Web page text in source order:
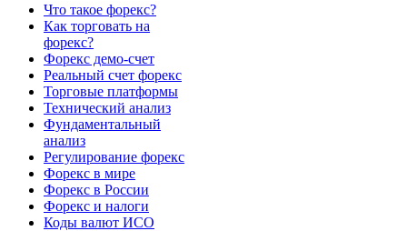
Что такое форекс?
Как торговать на
форекс?
Форекс демо-счет
Реальный счет форекс
Торговые платформы
Технический анализ
Фундаментальный
анализ
Регулирование форекс
Форекс в мире
Форекс в России
Форекс и налоги
Коды валют ИСО